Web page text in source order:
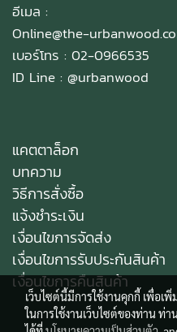
อีเมล :
Online@the-
เบอร์โทร : 02-0966535
ID Line : @urbanwood
แคตตาล็อก
บทความ
วิธีการสั่งซื้อ
แจ้งชำระเงิน
เงื่อนไขการจัดส่ง
เงื่อนไขการรับประกันสินค้า
เงื่อนไขการคืนสินค้า
เว็บไซต์นี้มีการใช้งานคุกกี้ เพื่อ
ในการใช้งานเว็บไซต์ของท่าน ท่